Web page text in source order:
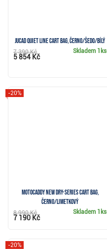
JuCad Quiet Line cart bag, černo/šedo/bílý
Skladem 1ks
7 390 Kč
5 854 Kč
Motocaddy NEW Dry-Series cart bag,
černo/limetkový
-20%
Skladem 1ks
8 990 Kč
7 190 Kč
-20%